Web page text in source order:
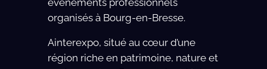
événements professionnels
organisés à Bourg-en-Bresse.
Ainterexpo, situé au cœur d’une
région riche en patrimoine, nature et